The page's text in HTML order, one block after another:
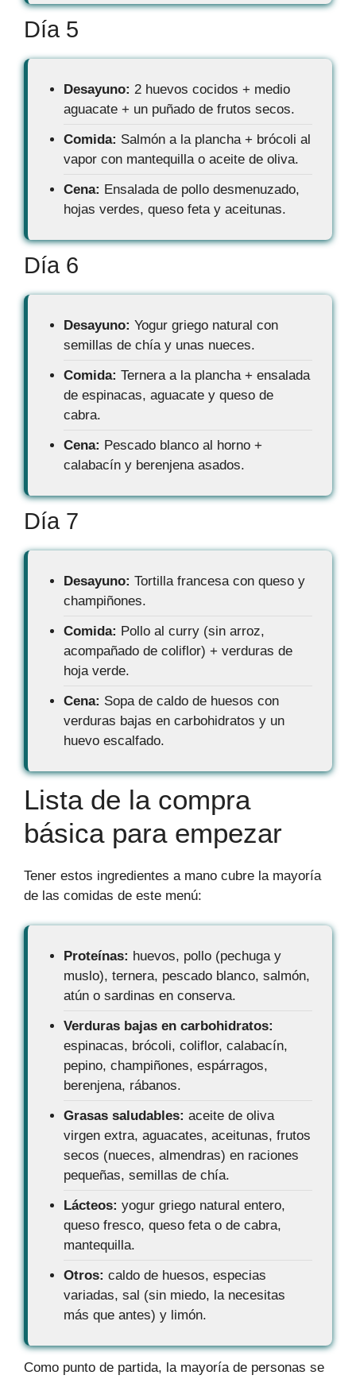
Día 5
Desayuno: 2 huevos cocidos + medio
aguacate + un puñado de frutos secos.
Comida: Salmón a la plancha + brócoli al
vapor con mantequilla o aceite de oliva.
Cena: Ensalada de pollo desmenuzado,
hojas verdes, queso feta y aceitunas.
Día 6
Desayuno: Yogur griego natural con
semillas de chía y unas nueces.
Comida: Ternera a la plancha + ensalada
de espinacas, aguacate y queso de
cabra.
Cena: Pescado blanco al horno +
calabacín y berenjena asados.
Día 7
Desayuno: Tortilla francesa con queso y
champiñones.
Comida: Pollo al curry (sin arroz,
acompañado de coliflor) + verduras de
hoja verde.
Cena: Sopa de caldo de huesos con
verduras bajas en carbohidratos y un
huevo escalfado.
Lista de la compra
básica para empezar
Tener estos ingredientes a mano cubre la mayoría
de las comidas de este menú:
Proteínas: huevos, pollo (pechuga y
muslo), ternera, pescado blanco, salmón,
atún o sardinas en conserva.
Verduras bajas en carbohidratos:
espinacas, brócoli, coliflor, calabacín,
pepino, champiñones, espárragos,
berenjena, rábanos.
Grasas saludables: aceite de oliva
virgen extra, aguacates, aceitunas, frutos
secos (nueces, almendras) en raciones
pequeñas, semillas de chía.
Lácteos: yogur griego natural entero,
queso fresco, queso feta o de cabra,
mantequilla.
Otros: caldo de huesos, especias
variadas, sal (sin miedo, la necesitas
más que antes) y limón.
Como punto de partida, la mayoría de personas se